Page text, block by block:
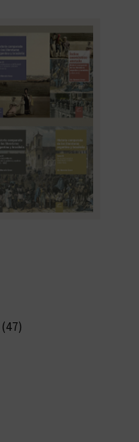
(47)